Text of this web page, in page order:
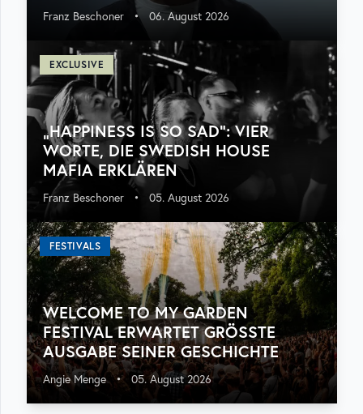
Franz Beschoner • 06. August 2026
EXCLUSIVE
„HAPPINESS IS SO SAD“: VIER
WORTE, DIE SWEDISH HOUSE
MAFIA ERKLÄREN
Franz Beschoner • 05. August 2026
FESTIVALS
WELCOME TO MY GARDEN
FESTIVAL ERWARTET GRÖSSTE A
USGABE SEINER GESCHICHTE
Angie Menge • 05. August 2026